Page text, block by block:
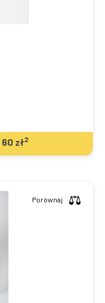
60 zł2
Porównaj